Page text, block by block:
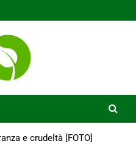
e crudeltà [FOTO]